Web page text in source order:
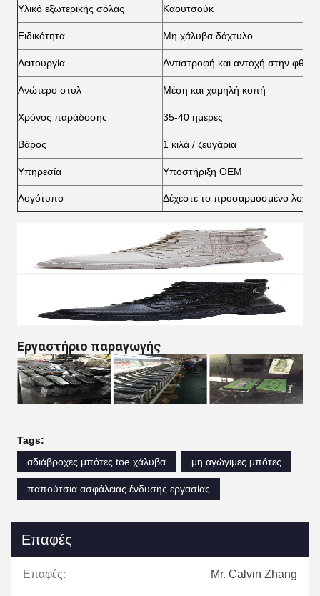
Υλικό εξωτερικής σόλας Καουτσούκ
Ειδικότητα Μη χάλυβα δάχτυλο
Λειτουργία Αντιστροφή και αντοχή στην
Ανώτερο στυλ Μέση και χαμηλή κοπή
Χρόνος παράδοσης 35-40 ημέρες
Βάρος 1 κιλά / ζευγάρια
Υπηρεσία Υποστήριξη OEM
Λογότυπο Δέχεστε το προσαρμοσμένο
Εργαστήριο παραγωγής
Tags:
αδιάβροχες μπότες toe χάλυβα
μη αγώγιμες μπότες
παπούτσια ασφάλειας ένδυσης εργασίας
Επαφές
Επαφές: Mr. Calvin Zhang